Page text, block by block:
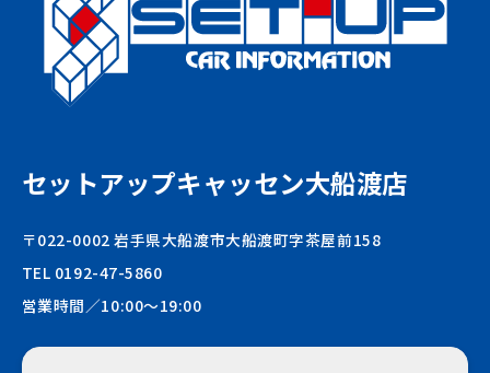
セットアップキャッセン大船渡店
〒022-0002 岩手県大船渡市大船渡町字茶屋前158
TEL 0192-47-5860
営業時間／10:00〜19:00